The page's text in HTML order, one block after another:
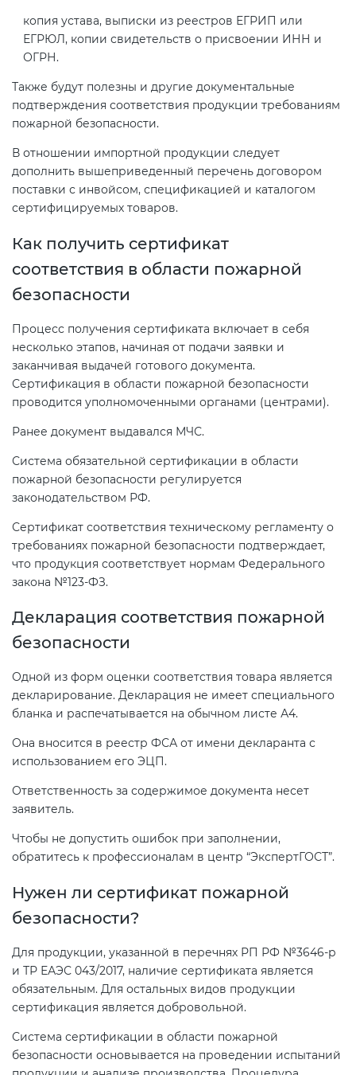
копия устава, выписки из реестров ЕГРИП или
ЕГРЮЛ, копии свидетельств о присвоении ИНН и
ОГРН.
Также будут полезны и другие документальные
подтверждения соответствия продукции требованиям
пожарной безопасности.
В отношении импортной продукции следует
дополнить вышеприведенный перечень договором
поставки с инвойсом, спецификацией и каталогом
сертифицируемых товаров.
Как получить сертификат
соответствия в области пожарной
безопасности
Процесс получения сертификата включает в себя
несколько этапов, начиная от подачи заявки и
заканчивая выдачей готового документа.
Сертификация в области пожарной безопасности
проводится уполномоченными органами (центрами).
Ранее документ выдавался МЧС.
Система обязательной сертификации в области
пожарной безопасности регулируется
законодательством РФ.
Сертификат соответствия техническому регламенту о
требованиях пожарной безопасности подтверждает,
что продукция соответствует нормам Федерального
закона №123-ФЗ.
Декларация соответствия пожарной
безопасности
Одной из форм оценки соответствия товара является
декларирование. Декларация не имеет специального
бланка и распечатывается на обычном листе А4.
Она вносится в реестр ФСА от имени декларанта с
использованием его ЭЦП.
Ответственность за содержимое документа несет
заявитель.
Чтобы не допустить ошибок при заполнении,
обратитесь к профессионалам в центр “ЭкспертГОСТ”.
Нужен ли сертификат пожарной
безопасности?
Для продукции, указанной в перечнях РП РФ №3646-р
и ТР ЕАЭС 043/2017, наличие сертификата является
обязательным. Для остальных видов продукции
сертификация является добровольной.
Система сертификации в области пожарной
безопасности основывается на проведении испытаний